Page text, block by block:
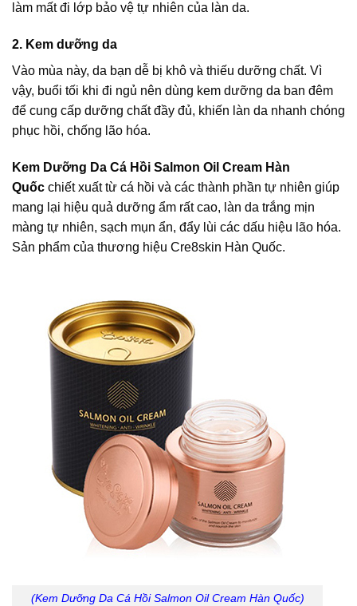
làm mất đi lớp bảo vệ tự nhiên của làn da.
2. Kem dưỡng da
Vào mùa này, da bạn dễ bị khô và thiếu dưỡng chất. Vì
vậy, buổi tối khi đi ngủ nên dùng kem dưỡng da ban đêm
để cung cấp dưỡng chất đầy đủ, khiến làn da nhanh chóng
phục hồi, chống lão hóa.
Kem Dưỡng Da Cá Hồi Salmon Oil Cream Hàn
Quốc chiết xuất từ cá hồi và các thành phần tự nhiên giúp
mang lại hiệu quả dưỡng ẩm rất cao, làn da trắng mịn
màng tự nhiên, sạch mụn ẩn, đẩy lùi các dấu hiệu lão hóa.
Sản phẩm của thương hiệu Cre8skin Hàn Quốc.
(Kem Dưỡng Da Cá Hồi Salmon Oil Cream Hàn Quốc)